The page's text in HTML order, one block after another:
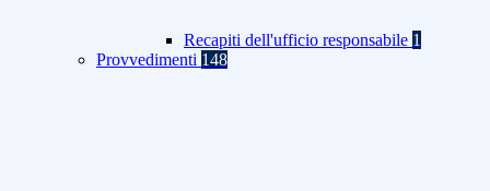
Recapiti dell'ufficio responsabile 1
Provvedimenti 148